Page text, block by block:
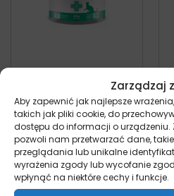
Zarządzaj
Aby zapewnić jak najlepsze
takich jak pliki cookie, do
dostępu do informacji o
pozwoli nam przetwarzać dane,
przeglądania lub unikalne
wyrażenia zgody lub wycofanie
wpłynąć na niektóre cechy i funkcje.
Calibra VD Cat
Renal – puszka dla
kota 200g
kot
10,49złz VAT
Dodaj do koszyka